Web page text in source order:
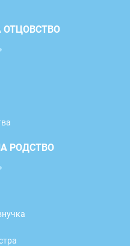
ОТЦОВСТВО
РОДСТВО